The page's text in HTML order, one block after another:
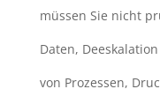
müssen Sie nicht
Daten,
von Prozessen,